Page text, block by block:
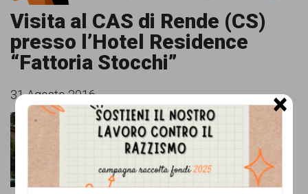
Cronache
di
ordinario
razzismo
Cronachediordinariorazzismo.org
un
sito
informazione,
approfondimento
Visita al CAS di Rende (CS)
presso l’Hotel Residence
“Fattoria Stocchi”
31 Agosto 2016 ×